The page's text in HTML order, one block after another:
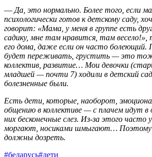
— Да, это нормально. Более того, если
психологически готов к детскому саду,
говорит: «Мама, у меня в группе есть
садику, мне там нравится, там весело!»,
его дома, даже если он часто
будет переживать, грустить — это
коллектив, развитие… Мои девочки
младшей — почти 7) ходили в детский
болезненные были.
Есть дети, которые, наоборот,
общению в коллективе — с плачем идут в
них бесконечные слез. Из-за этого часто
моргают, носиками шмыгают… Поэтому
должны дозреть.
#беларусь#дети